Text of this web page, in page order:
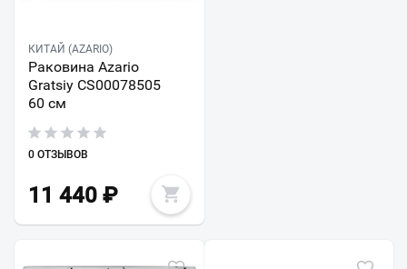
КИТАЙ (AZARIO)
Раковина Azario
Gratsiy CS00078505
60 см
0 ОТЗЫВОВ
11 440 ₽